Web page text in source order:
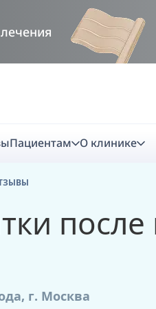
Пациентам О клинике
VR - анализ клинической
после
г. Москва